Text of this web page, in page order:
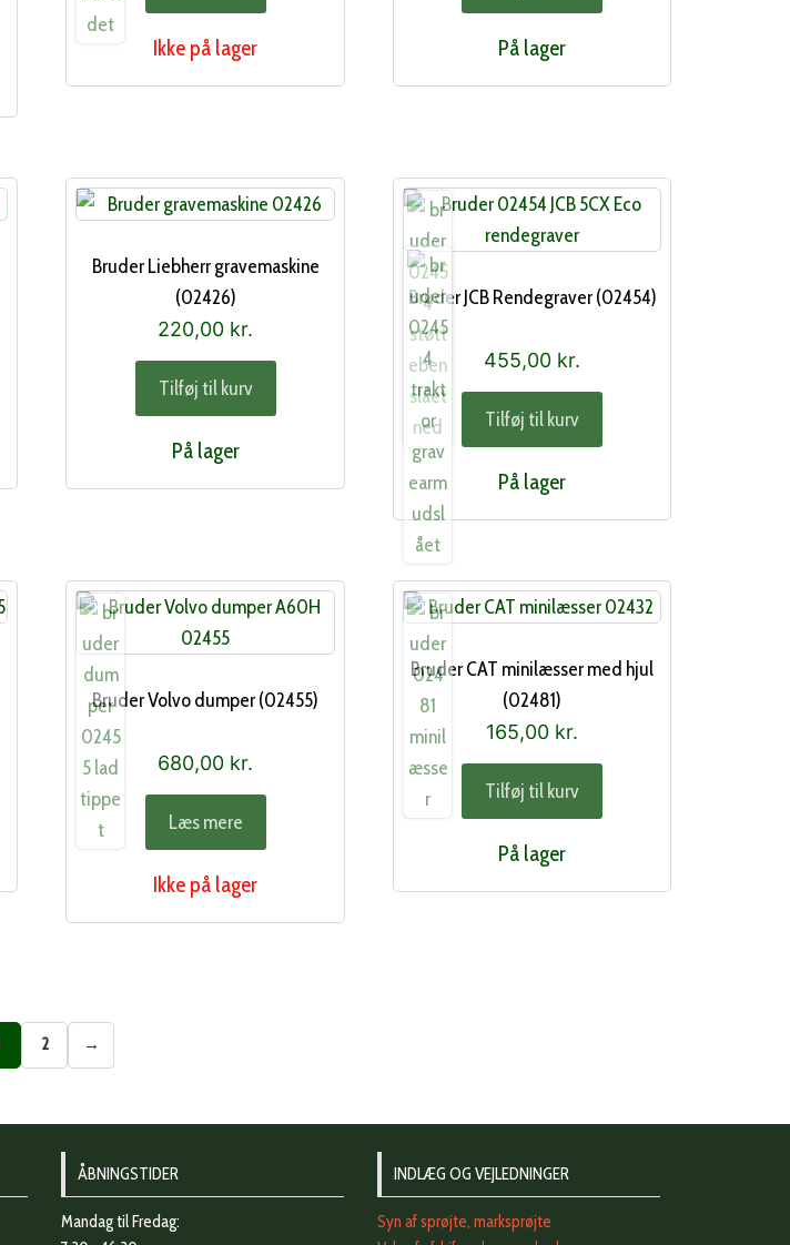
Ikke på lager På lager
Bruder Liebherr gravemaskine
(02426)
220,00 kr.
Tilføj til kurv
På lager
Bruder JCB Rendegraver (02454)
455,00 kr.
Tilføj til kurv
På lager
Bruder Volvo dumper (02455)
680,00 kr.
Læs mere
Ikke på lager
Bruder CAT minilæsser med hjul
(02481)
165,00 kr.
Tilføj til kurv
På lager
2 →
ÅBNINGSTIDER
Mandag til Fredag:
INDLÆG OG VEJLEDNINGER
Syn af sprøjte, marksprøjte